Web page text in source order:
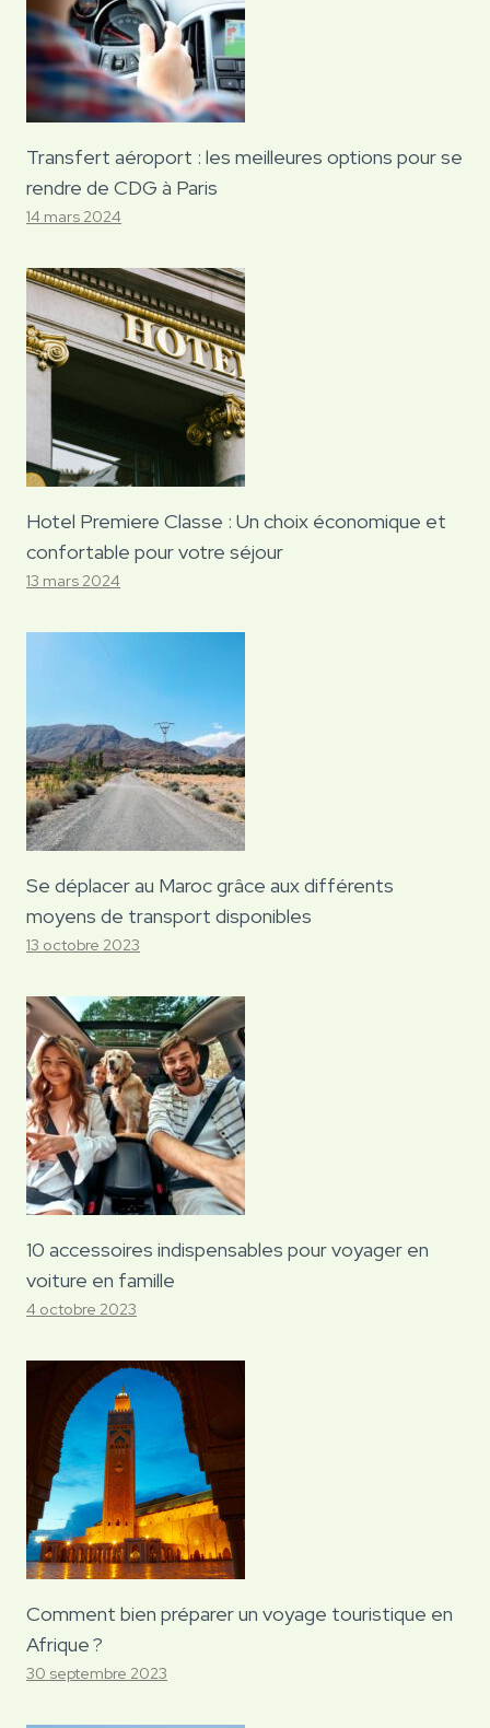
Transfert aéroport : les meilleures options pour se
rendre de CDG à Paris
14 mars 2024
Hotel Premiere Classe : Un choix économique et
confortable pour votre séjour
13 mars 2024
Se déplacer au Maroc grâce aux différents
moyens de transport disponibles
13 octobre 2023
10 accessoires indispensables pour voyager en
voiture en famille
4 octobre 2023
Comment bien préparer un voyage touristique en
Afrique ?
30 septembre 2023